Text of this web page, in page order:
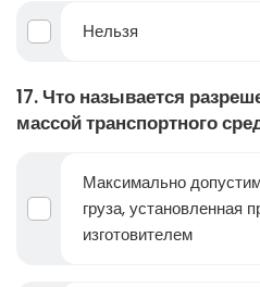
Нельзя
17. Что называется
массой транспортного
Максимально
груза, установленная
изготовителем